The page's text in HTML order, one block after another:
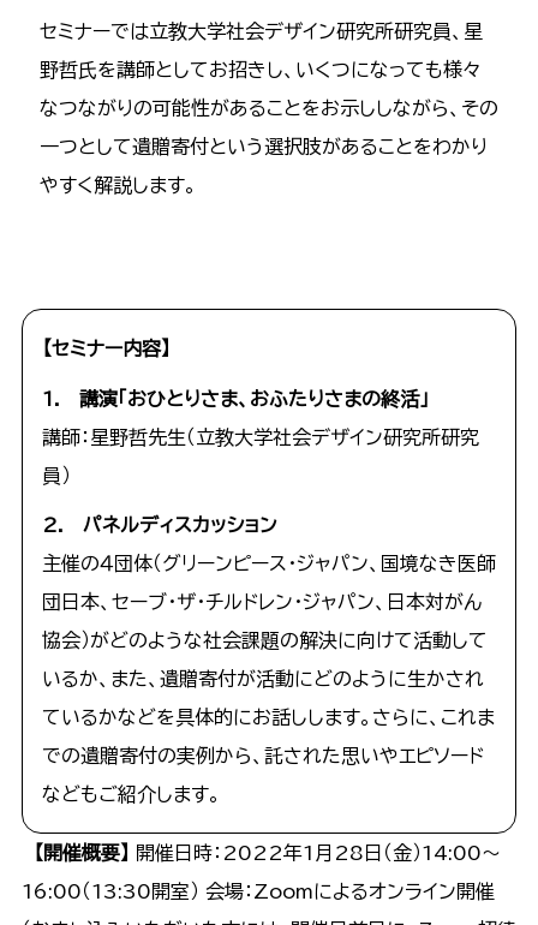
セミナーでは立教大学社会デザイン研究所研究員、星
野哲氏を講師としてお招きし、いくつになっても様々
なつながりの可能性があることをお示ししながら、その
一つとして遺贈寄付という選択肢があることをわかり
やすく解説します。
【セミナー内容】
1. 講演「おひとりさま、おふたりさまの終活」
講師：星野哲先生（立教大学社会デザイン研究所研究
員）
2. パネルディスカッション
主催の４団体（グリーンピース・ジャパン、国境なき医師
団日本、セーブ・ザ・チルドレン・ジャパン、日本対がん
協会）がどのような社会課題の解決に向けて活動して
いるか、また、遺贈寄付が活動にどのように生かされ
ているかなどを具体的にお話しします。さらに、これま
での遺贈寄付の実例から、託された思いやエピソード
などもご紹介します。
【開催概要】
開催日時：2022年1月28日（金）14:00～
16:00（13:30開室） 会場：Zoomによるオンライン開催